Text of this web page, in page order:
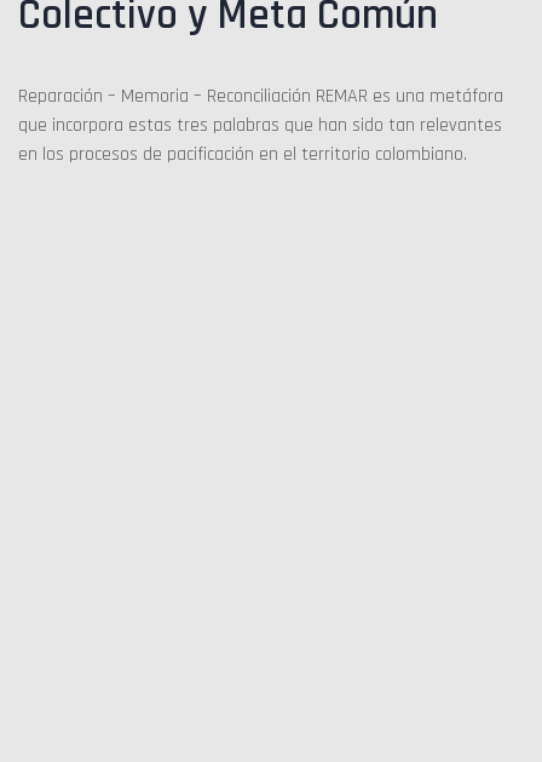
Colectivo y Meta Común
Reparación – Memoria – Reconciliación REMAR es una metáfora
que incorpora estas tres palabras que han sido tan relevantes
en los procesos de pacificación en el territorio colombiano.